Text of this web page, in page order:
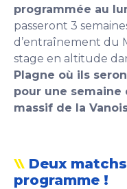
programmée au
passeront 3
d’entraînement du
stage en altitude
Plagne où ils
pour une
massif de la
Deux
programme !